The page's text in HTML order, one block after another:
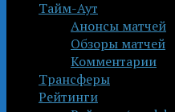
Тайм-Аут
Анонсы матчей
Обзоры матчей
Комментарии
Трансферы
Рейтинги